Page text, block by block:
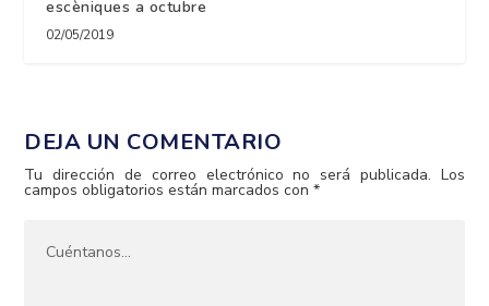
escèniques a octubre
02/05/2019
DEJA UN COMENTARIO
Tu dirección de correo electrónico no será publicada. Los
campos obligatorios están marcados con*